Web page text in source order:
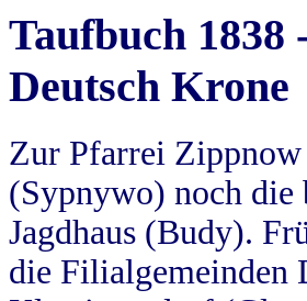
Taufbuch
Deutsch Krone
Zur Pfarrei
(Sypnywo) noch die
Jagdhaus (Budy).
die Filialgemeinden